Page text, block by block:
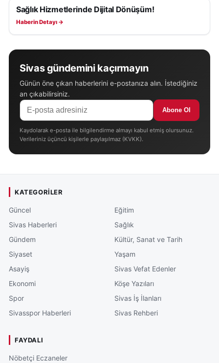
SAĞLIK
Sağlık Hizmetlerinde Dijital Dönüşüm!
Haberin Detayı →
Sivas gündemini kaçırmayın
Günün öne çıkan haberlerini e-postanıza alın. İstediğiniz
an çıkabilirsiniz.
Abone Ol
Kaydolarak e-posta ile bilgilendirme almayı kabul etmiş olursunuz.
Verileriniz üçüncü kişilerle paylaşılmaz (KVKK).
KATEGORILER
Güncel
Sivas Haberleri
Gündem
Siyaset
Asayiş
Ekonomi
Spor
Sivasspor Haberleri
Eğitim
Sağlık
Kültür, Sanat ve Tarih
Yaşam
Sivas Vefat Edenler
Köşe Yazıları
Sivas İş İlanları
Sivas Rehberi
FAYDALI
Nöbetçi Eczaneler